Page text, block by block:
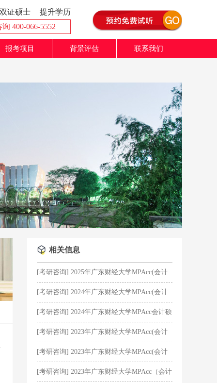
双证硕士
提升学历
400-066-5552
报考项目 背景评估 联系我们
相关信息
[考研咨询] 2025年广东财经大学MPAcc(会计
硕士)分数线发布：215/96/48
[考研咨询] 2024年广东财经大学MPAcc(会计
硕士)分数线发布：223/104/52
[考研咨询] 2024年广东财经大学MPAcc会计硕
士招生简章
[考研咨询] 2023年广东财经大学MPAcc(会计
硕士)分数线、复试内容及录取情况
[考研咨询] 2023年广东财经大学MPAcc(会计
硕士)分数线发布：230/102/51
[考研咨询] 2023年广东财经大学MPAcc（会计